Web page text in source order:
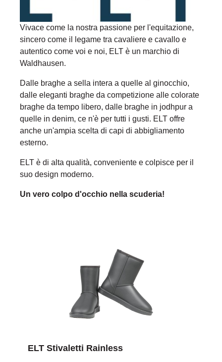
Vivace come la nostra passione per l'equitazione,
sincero come il legame tra cavaliere e cavallo e
autentico come voi e noi, ELT è un marchio di
Waldhausen.
Dalle braghe a sella intera a quelle al ginocchio,
dalle eleganti braghe da competizione alle colorate
braghe da tempo libero, dalle braghe in jodhpur a
quelle in denim, ce n'è per tutti i gusti. ELT offre
anche un'ampia scelta di capi di abbigliamento
esterno.
ELT è di alta qualità, conveniente e colpisce per il
suo design moderno.
Un vero colpo d'occhio nella scuderia!
ELT Stivaletti Rainless